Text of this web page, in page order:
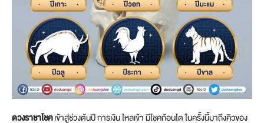
ดวงราชาโชคเข้าสู่ช่วงต้นปี การเงิน ไหลเข้า มีโชคก้อนโต ในครั้งนี้มาถึงคิวของ